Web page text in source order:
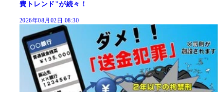
費トレンド"が続々！
2026年08月02日 08:30